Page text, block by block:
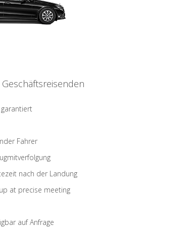
Fahrer
nach der Landung
at precise meeting
auf Anfrage